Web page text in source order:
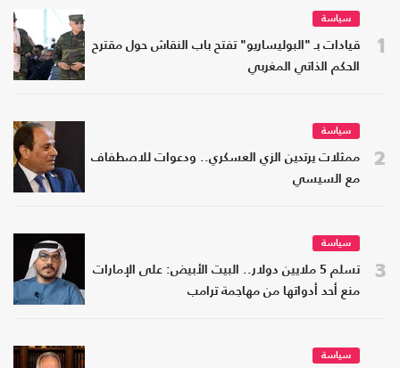
1
سياسة
قيادات بـ "البوليساريو" تفتح باب النقاش حول مقترح
الحكم الذاتي المغربي
2
سياسة
ممثلات يرتدين الزي العسكري.. ودعوات للاصطفاف
مع السيسي
3
سياسة
تسلم 5 ملايين دولار.. البيت الأبيض: على الإمارات
منع أحد أدواتها من مهاجمة ترامب
سياسة